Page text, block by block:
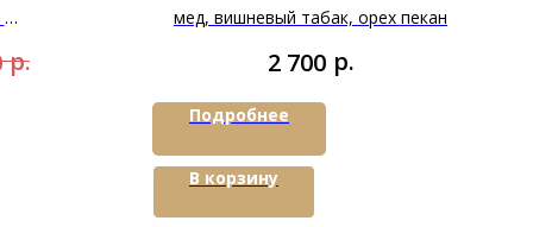
р.
мед, вишневый табак, орех пекан
2 700 р.
Подробнее
В корзину